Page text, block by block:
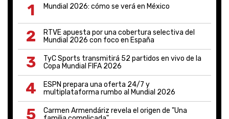
1 Mundial 2026: cómo se verá en México
2
RTVE apuesta por una cobertura selectiva del
Mundial 2026 con foco en España
3
TyC Sports transmitirá 52 partidos en vivo de la
Copa Mundial FIFA 2026
4
ESPN prepara una oferta 24/7 y
multiplataforma rumbo al Mundial 2026
5
Carmen Armendáriz revela el origen de "Una